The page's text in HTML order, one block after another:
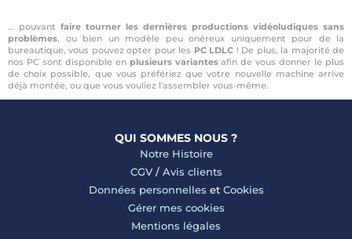
… pouvant faire tourner les dernières productions vidéoludiques sans
problèmes, ou bien un modèle peu onéreux uniquement pour de la
bureautique, vous pouvez opter pour les PC LDLC ! De plus, la majorité de
nos PC sont disponible en plusieurs variantesafin de vous donner le plus
de choix possible, que vous préfériez que votre nouvelle machine arrive
déjà montée, ou que vous vouliez l'assembler vous-même.
QUI SOMMES NOUS ?
Notre Histoire
CGV/ Avis clients
Données personnelles et Cookies
Gérer mes cookies
Mentions légales